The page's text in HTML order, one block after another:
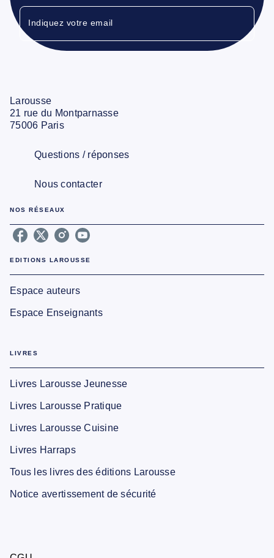
Indiquez votre email
Larousse
21 rue du Montparnasse
75006 Paris
Questions / réponses
Nous contacter
NOS RÉSEAUX
EDITIONS LAROUSSE
Espace auteurs
Espace Enseignants
LIVRES
Livres Larousse Jeunesse
Livres Larousse Pratique
Livres Larousse Cuisine
Livres Harraps
Tous les livres des éditions Larousse
Notice avertissement de sécurité